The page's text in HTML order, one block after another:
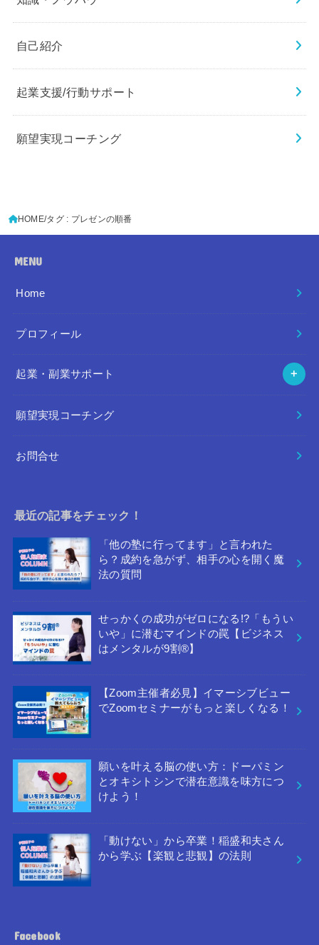
自己紹介
起業支援/行動サポート
願望実現コーチング
HOME タグ : プレゼンの順番
MENU
Home
プロフィール
起業・副業サポート
願望実現コーチング
お問合せ
最近の記事をチェック！
「他の塾に行ってます」と言われた
ら？成約を急がず、相手の心を開く魔
法の質問
せっかくの成功がゼロになる!?「もうい
いや」に潜むマインドの罠【ビジネス
はメンタルが9割®︎】
【Zoom主催者必見】イマーシブビュー
でZoomセミナーがもっと楽しくなる！
願いを叶える脳の使い方：ドーパミン
とオキシトシンで潜在意識を味方につ
けよう！
「動けない」から卒業！稲盛和夫さん
から学ぶ【楽観と悲観】の法則
Facebook